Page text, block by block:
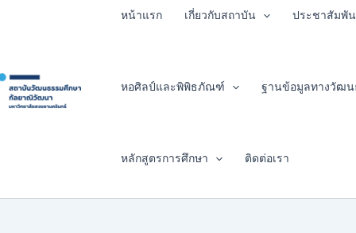
หน้าแรก เกี่ยวกับสถาบัน ประชาสัมพั
หอศิลป์และพิพิธภัณฑ์ ฐานข้อมูลทางวัฒน
หลักสูตรการศึกษา ติดต่อเรา